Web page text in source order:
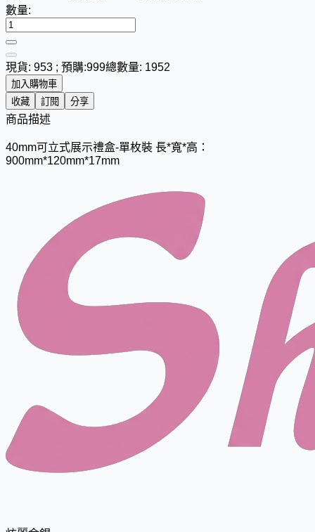
數量:
現貨: 953 ; 預購:999總數量: 1952
加入購物車
收藏
訂閱 分享
商品描述
40mm可立式展示禮盒-單枚裝 長*寬*高：
900mm*120mm*17mm